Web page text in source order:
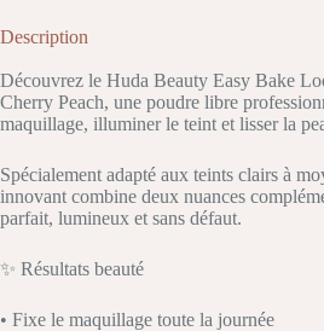
Description
Découvrez le Huda Beauty Easy Bake
Cherry Peach, une poudre libre
maquillage, illuminer le teint et lisser la
Spécialement adapté aux teints clairs à
innovant combine deux nuances
parfait, lumineux et sans défaut.
✨ Résultats beauté
• Fixe le maquillage toute la journée